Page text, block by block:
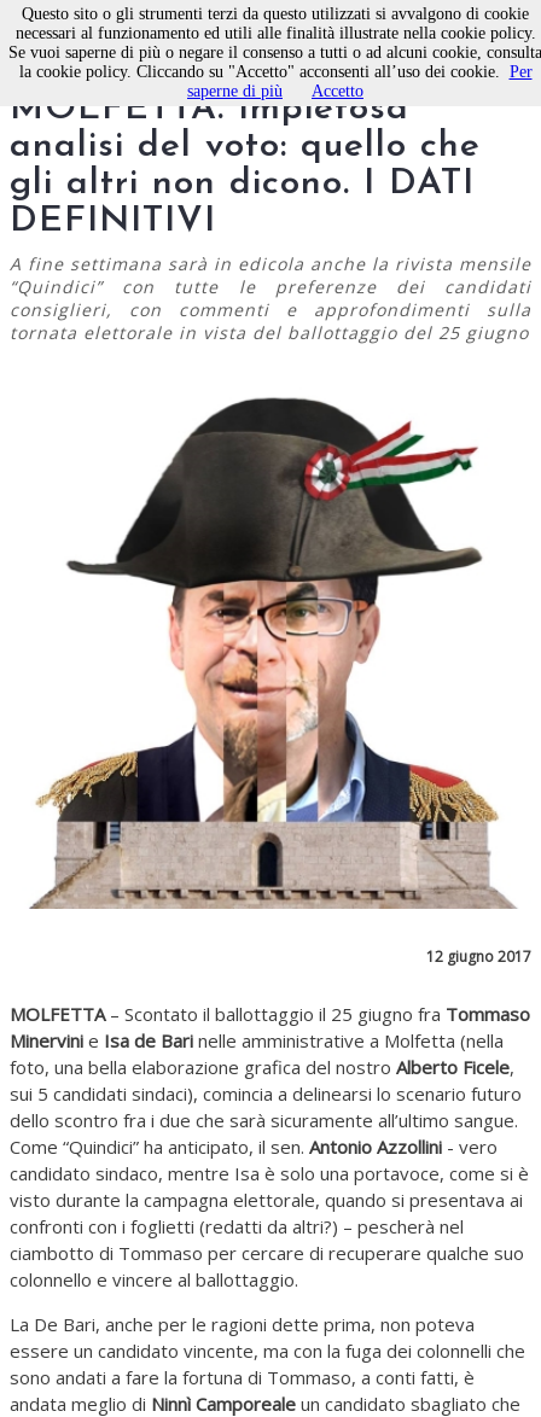
AMMINISTRATIVE A
MOLFETTA. Impietosa
analisi del voto: quello che
gli altri non dicono. I DATI
DEFINITIVI
A fine settimana sarà in edicola anche la rivista mensile
“Quindici” con tutte le preferenze dei candidati
consiglieri, con commenti e approfondimenti sulla
tornata elettorale in vista del ballottaggio del 25 giugno
12 giugno 2017
MOLFETTA– Scontato il ballottaggio il 25 giugno fra Tommaso
Minervini e Isa de Bari nelle amministrative a Molfetta (nella
foto, una bella elaborazione grafica del nostro Alberto Ficele,
sui 5 candidati sindaci), comincia a delinearsi lo scenario futuro
dello scontro fra i due che sarà sicuramente all’ultimo sangue.
Come “Quindici” ha anticipato, il sen. Antonio Azzollini - vero
candidato sindaco, mentre Isa è solo una portavoce, come si è
visto durante la campagna elettorale, quando si presentava ai
confronti con i foglietti (redatti da altri?) – pescherà nel
ciambotto di Tommaso per cercare di recuperare qualche suo
colonnello e vincere al ballottaggio.
La De Bari, anche per le ragioni dette prima, non poteva
essere un candidato vincente, ma con la fuga dei colonnelli che
sono andati a fare la fortuna di Tommaso, a conti fatti, è
andata meglio di Ninnì Camporeale un candidato sbagliato che
Questo sito o gli strumenti terzi da questo utilizzati si avvalgono di cookie
necessari al funzionamento ed utili alle finalità illustrate nella cookie policy.
Se vuoi saperne di più o negare il consenso a tutti o ad alcuni cookie, consulta
la cookie policy. Cliccando su "Accetto" acconsenti all’uso dei cookie. Per
saperne di più
Accetto